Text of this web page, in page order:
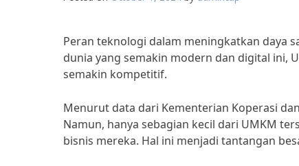
Peran teknologi dalam meningkatkan daya
dunia yang semakin modern dan digital ini,
semakin kompetitif.
Menurut data dari Kementerian Koperasi
Namun, hanya sebagian kecil dari UMKM
bisnis mereka. Hal ini menjadi tantangan